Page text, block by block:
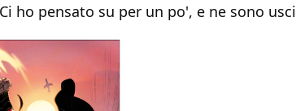
ho pensato su per un po', e ne sono